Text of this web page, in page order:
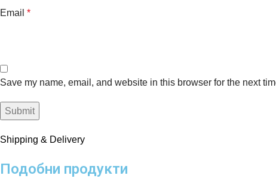
Email *
Save my name, email, and website in this browser for the next
Shipping & Delivery
Подобни продукти